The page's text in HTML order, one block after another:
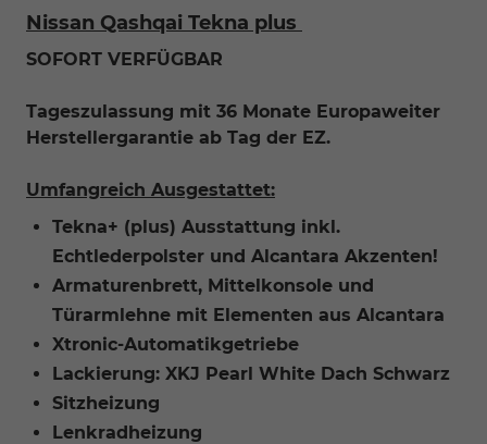
Nissan Qashqai Tekna plus
SOFORT VERFÜGBAR
Tageszulassung mit 36 Monate Europaweiter
Herstellergarantie ab Tag der EZ.
Umfangreich Ausgestattet:
Tekna+ (plus) Ausstattung inkl.
Echtlederpolster und Alcantara Akzenten!
Armaturenbrett, Mittelkonsole und
Türarmlehne mit Elementen aus Alcantara
Xtronic-Automatikgetriebe
Lackierung: XKJ Pearl White Dach Schwarz
Sitzheizung
Lenkradheizung